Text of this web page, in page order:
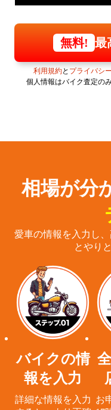
無料! 最
利用規約と プライバシ
個人情報はバイク査定の
相場が分
愛車の情報を入力し
とやり
バイクの情
報を入力
詳細な情報を入力 お